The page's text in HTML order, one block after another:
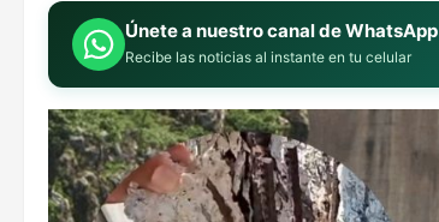
Únete a nuestro canal de WhatsApp
Recibe las noticias al instante en tu celular